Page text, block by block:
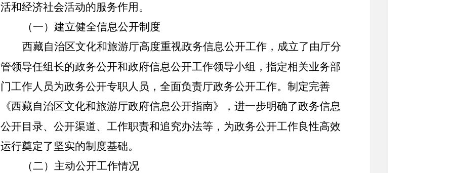
活和经济社会活动的服务作用 。
（一） 建立健全信息公开制度
西藏自治区文化和旅游厅高度重视政务信息公开工作，成立了由厅分
管领导任组长的政务公开和政府信息公开工作领导小组，指定相关业务部
门工作人员为政务公开专职人员，全面负责厅政务公开工作。 制定完善
《西藏自治区文化和旅游厅政府信息公开指南》，进一步明确了政务信息
公开目录、 公开渠道、 工作职责和追究办法等 ，为政务公开工作良性高效
运行奠定了坚实的制度基础。
（二）主动公开工作情况